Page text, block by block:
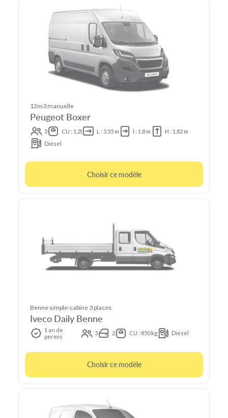
12m3 manuelle
Peugeot Boxer
3 CU : 1,2t L : 3.55 m l : 1.8 m
H : 1.82 m
Diesel
Choisir ce modèle
Benne simple-cabine 3 places
Iveco Daily Benne
1 an de
permis
3 2 CU : 850 kg Diesel
Choisir ce modèle